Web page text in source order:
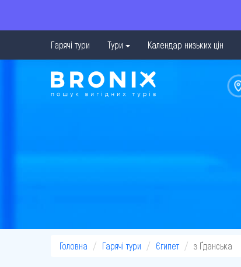
Гарячі тури Тури Календар низьких цін
Головна Гарячі тури Єгипет з Ґданська